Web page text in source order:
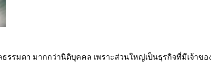
มดา มากกว่านิติบุคคล เพราะส่วนใหญ่เป็นธุรกิจที่มีเจ้าขอ